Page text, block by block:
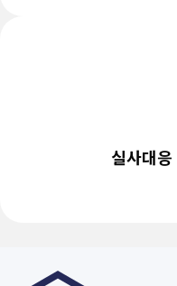
실사대응